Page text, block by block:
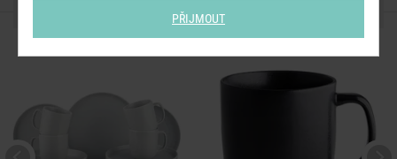
DALŠÍ PRODUKTY ZE SÉRIE
PŘIJMOUT